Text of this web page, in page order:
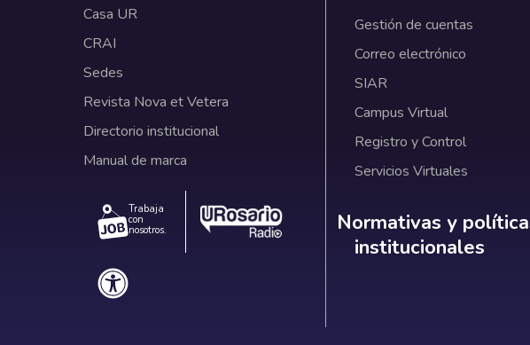
Casa UR
CRAI
Sedes
Revista Nova et Vetera
Directorio institucional
Manual de marca
Trabaja
con
nosotros.
Gestión de cuentas
Correo electrónico
SIAR
Campus Virtual
Registro y Control
Servicios Virtuales
Normativas y
Normativas y
institucionales